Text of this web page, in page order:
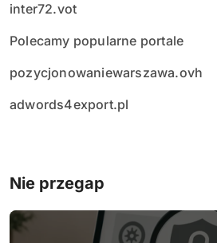
inter72.vot
Polecamy popularne portale
pozycjonowaniewarszawa.ovh
adwords4export.pl
Nie przegap